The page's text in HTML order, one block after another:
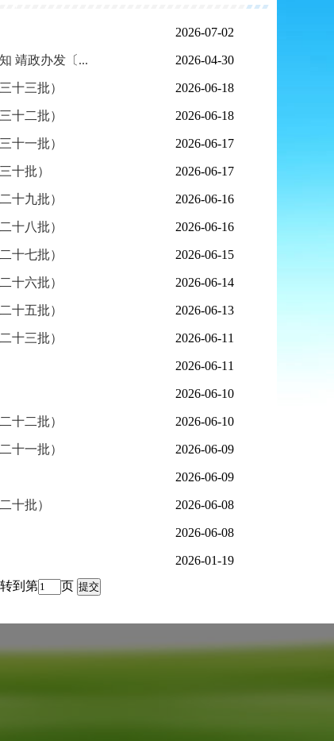
2026-07-02
靖政办发〔... 2026-04-30
十三批） 2026-06-18
十二批） 2026-06-18
十一批） 2026-06-17
十批） 2026-06-17
十九批） 2026-06-16
十八批） 2026-06-16
十七批） 2026-06-15
十六批） 2026-06-14
十五批） 2026-06-13
十三批） 2026-06-11
2026-06-11
2026-06-10
十二批） 2026-06-10
十一批） 2026-06-09
2026-06-09
十批） 2026-06-08
2026-06-08
2026-01-19
转到第 页